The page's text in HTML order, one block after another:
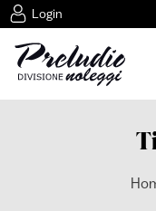
Login